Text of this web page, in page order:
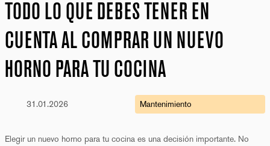
TODO LO QUE DEBES TENER EN
CUENTA AL COMPRAR UN NUEVO
HORNO PARA TU COCINA
31.01.2026 Mantenimiento
Elegir un nuevo horno para tu cocina es una decisión importante. No